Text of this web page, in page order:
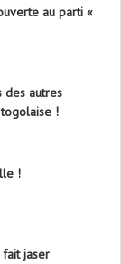
au parti «
des autres
!
!
fait jaser